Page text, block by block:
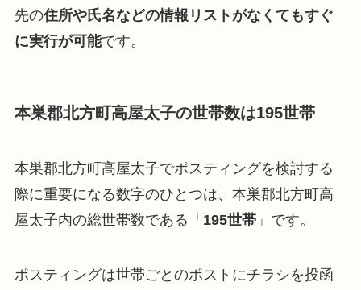
先の住所や氏名などの情報リストがなくてもすぐ
に実行が可能です。
本巣郡北方町高屋太子の世帯数は195世帯
本巣郡北方町高屋太子でポスティングを検討する
際に重要になる数字のひとつは、本巣郡北方町高
屋太子内の総世帯数である「 195世帯」です。
ポスティングは世帯ごとのポストにチラシを投函